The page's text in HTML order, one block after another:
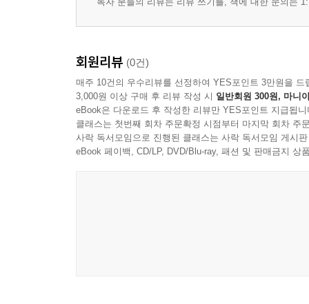
회원리뷰 (0건)
매주 10건의 우수리뷰를 선정하여 YES포인트 3만원을 드
3,000원 이상 구매 후 리뷰 작성 시 일반회원 300원, 마니
eBook은 다운로드 후 작성한 리뷰만 YES포인트 지급됩니
클래스는 첫번째 회차 주문확정 시점부터 마지막 회차 주
사락 독서모임으로 진행된 클래스는 사락 독서모임 게시
eBook 페이백, CD/LP, DVD/Blu-ray, 패션 및 판매금지 상